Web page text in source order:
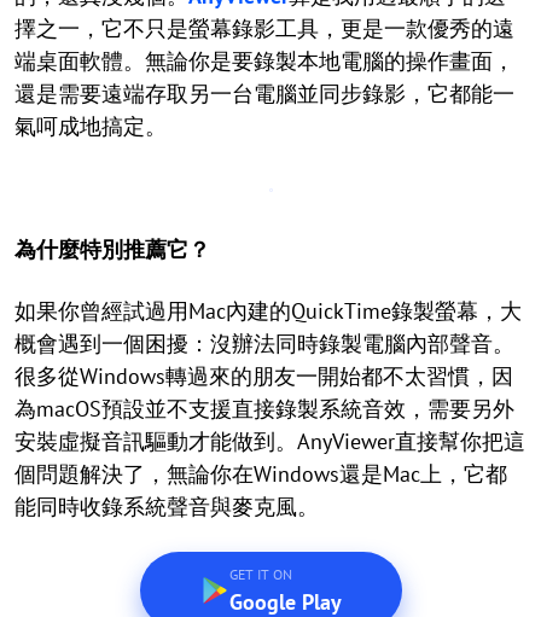
擇之一，它不只是螢幕錄影工具，更是一款優秀的遠
端桌面軟體。無論你是要錄製本地電腦的操作畫面，
還是需要遠端存取另一台電腦並同步錄影，它都能一
氣呵成地搞定。
為什麼特別推薦它？
如果你曾經試過用Mac內建的QuickTime錄製螢幕，大
概會遇到一個困擾：沒辦法同時錄製電腦內部聲音。
很多從Windows轉過來的朋友一開始都不太習慣，因
為macOS預設並不支援直接錄製系統音效，需要另外
安裝虛擬音訊驅動才能做到。AnyViewer直接幫你把這
個問題解決了，無論你在Windows還是Mac上，它都
能同時收錄系統聲音與麥克風。
GET IT ON
Google Play